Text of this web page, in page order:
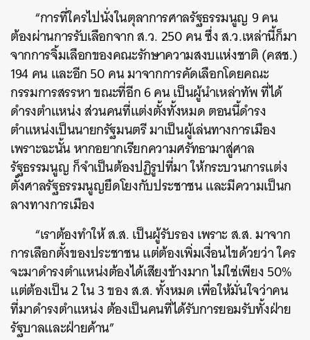
“การที่ใครไปนั่งในตุลาการศาลรัฐธรรมนูญ 9 คน
ต้องผ่านการรับเลือกจาก ส.ว. 250 คน ซึ่ง ส.ว.เหล่านี้ก็มา
จากการจิ้มเลือกของคณะรักษาความสงบแห่งชาติ (คสช.)
194 คน และอีก 50 คน มาจากการคัดเลือกโดยคณะ
กรรมการสรรหา ขณะที่อีก 6 คน เป็นผู้นำเหล่าทัพ ที่ได้
ดำรงตำแหน่ง ส่วนคนที่แต่งตั้งทั้งหมด ตอนนี้ดำรง
ตำแหน่งเป็นนายกรัฐมนตรี มาเป็นผู้เล่นทางการเมือง
เพราะฉะนั้น หากอยากเรียกความศรัทธามาสู่ศาล
รัฐธรรมนูญ ก็จำเป็นต้องปฏิรูปที่มา ให้กระบวนการแต่ง
ตั้งศาลรัฐธรรมนูญยึดโยงกับประชาชน และมีความเป็นก
ลางทางการเมือง
“เราต้องทำให้ ส.ส. เป็นผู้รับรอง เพราะ ส.ส. มาจาก
การเลือกตั้งของประชาชน แต่ต้องเพิ่มเงื่อนไขด้วยว่า ใคร
จะมาดำรงตำแหน่งต้องได้เสียงข้างมาก ไม่ใช่เพียง 50%
แต่ต้องเป็น 2 ใน 3 ของ ส.ส. ทั้งหมด เพื่อให้มั่นใจว่าคน
ที่มาดำรงตำแหน่ง ต้องเป็นคนที่ได้รับการยอมรับทั้งฝ่าย
รัฐบาลและฝ่ายค้าน”